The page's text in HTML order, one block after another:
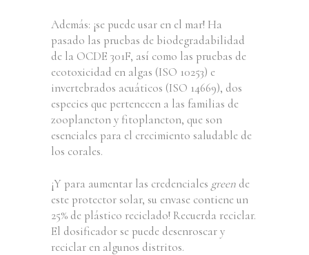
Además: ¡se puede usar en el mar! Ha
pasado las pruebas de biodegradabilidad
de la OCDE 301F, así como las pruebas de
ecotoxicidad en algas (ISO 10253) e
invertebrados acuáticos (ISO 14669), dos
especies que pertenecen a las familias de
zooplancton y fitoplancton, que son
esenciales para el crecimiento saludable de
los corales.
¡Y para aumentar las credenciales green de
este protector solar, su envase contiene un
25% de plástico reciclado! Recuerda reciclar.
El dosificador se puede desenroscar y
reciclar en algunos distritos.